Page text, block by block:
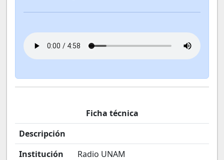
Ficha técnica
Descripción
Institución
Radio UNAM